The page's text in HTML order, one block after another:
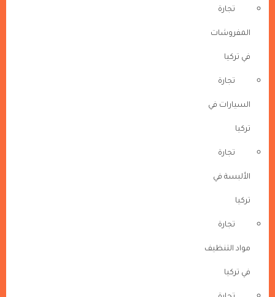
تجارة
المفروشات
في تركيا
تجارة
السيارات في
تركيا
تجارة
الألبسة في
تركيا
تجارة
مواد التنظيف
في تركيا